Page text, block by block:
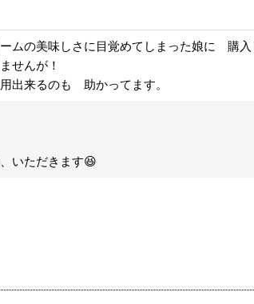
ムの美味しさに目覚めてしまった娘に
せんが！
出来るのも 助かってます。
いただきます😆